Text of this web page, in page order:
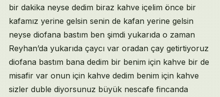
bir dakika neyse dedim biraz kahve içelim önce bir
kafamız yerine gelsin senin de kafan yerine gelsin
neyse diofana bastım ben şimdi yukarıda o zaman
Reyhan’da yukarıda çaycı var oradan çay getirtiyoruz
diofana bastım bana dedim bir benim için kahve bir de
misafir var onun için kahve dedim benim için kahve
sizler duble diyorsunuz büyük nescafe fincanda